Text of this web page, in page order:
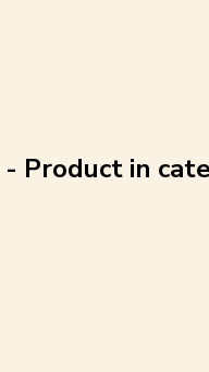
Product in